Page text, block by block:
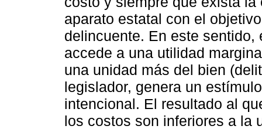
aparato estatal con el
delincuente. En este
accede a una utilidad
una unidad más del bien
legislador, genera un
intencional. El resultado al
los costos son inferiores a la